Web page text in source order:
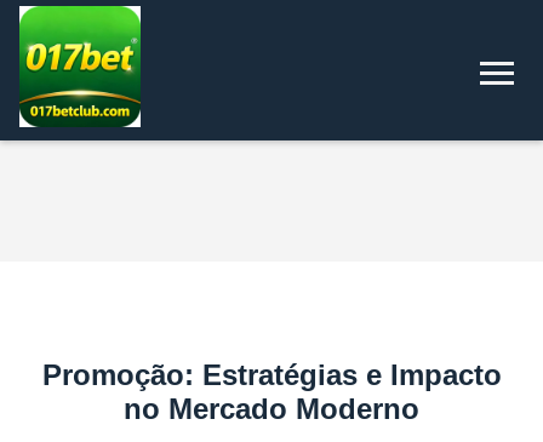
Promoção: Estratégias e Impacto
no Mercado Moderno